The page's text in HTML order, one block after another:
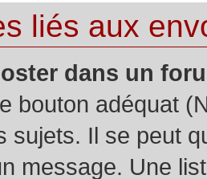
liés aux
dans un
bouton adéquat
sujets. Il se peut
message. Une